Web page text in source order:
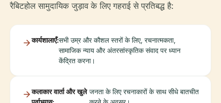
रैबिटहोल सामुदायिक जुड़ाव के लिए गहराई से प्रतिबद्ध है:
कार्यशालाएँ:सभी उम्र और कौशल स्तरों के लिए, रचनात्मकता,
सामाजिक न्याय और अंतरसांस्कृतिक संवाद पर ध्यान
केंद्रित करना।
कलाकार वार्ता और खुले जनता के लिए रचनाकारों के साथ सीधे बातचीत